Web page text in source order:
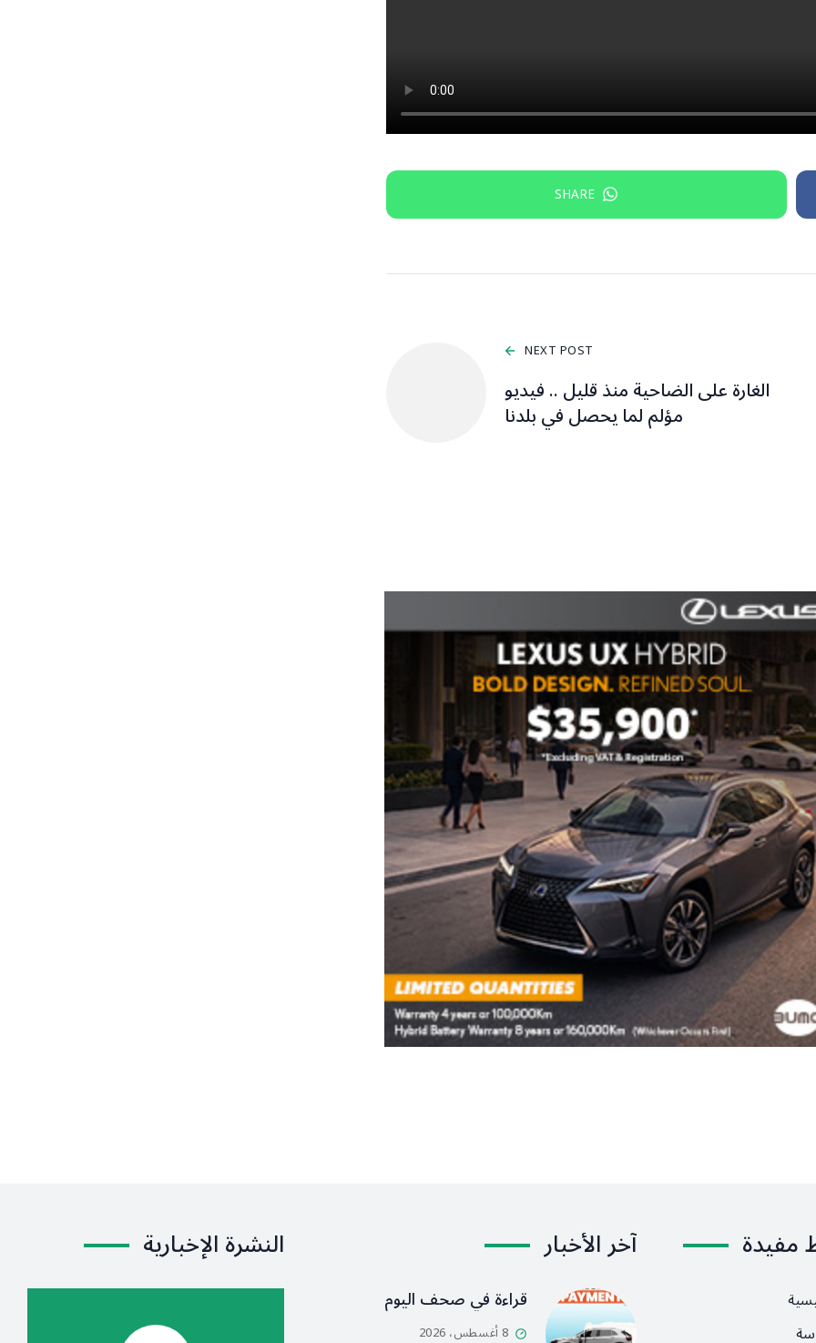
SHARE
NEXT POST
الغارة على الضاحية منذ قليل .. فيديو
مؤلم لما يحصل في بلدنا
مفيدة آخر الأخبار
قراءة في صحف اليوم
8 أغسطس، 2026
النشرة الإخبارية